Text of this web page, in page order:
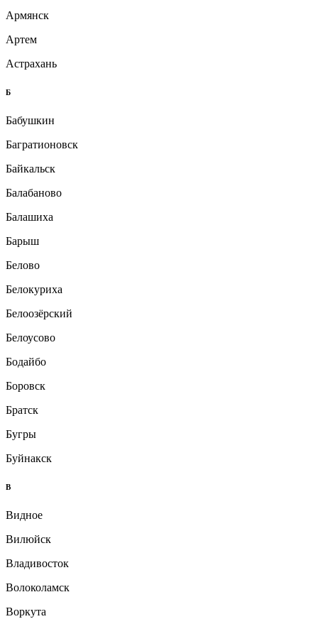
Армянск
Артем
Астрахань
Б
Бабушкин
Багратионовск
Байкальск
Балабаново
Балашиха
Барыш
Белово
Белокуриха
Белоозёрский
Белоусово
Бодайбо
Боровск
Братск
Бугры
Буйнакск
В
Видное
Вилюйск
Владивосток
Волоколамск
Воркута